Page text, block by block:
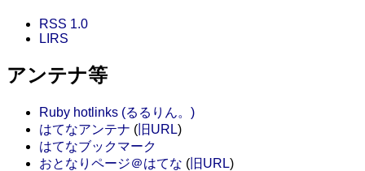
RSS 1.0
LIRS
アンテナ等
Ruby hotlinks (るるりん。)
はてなアンテナ ( 旧URL)
はてなブックマーク
おとなりページ＠はてな ( 旧URL)